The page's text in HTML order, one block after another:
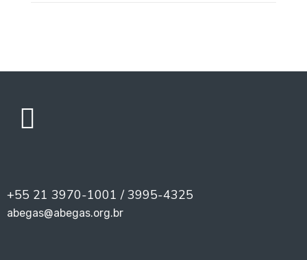
+55 21 3970-1001 / 3995-4325
abegas@abegas.org.br